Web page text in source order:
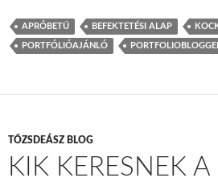
APRÓBETŰ BEFEKTETÉSI ALAP
PORTFÓLIÓAJÁNLÓ
TŐZSDEÁSZ BLOG
KIK KERESNEK